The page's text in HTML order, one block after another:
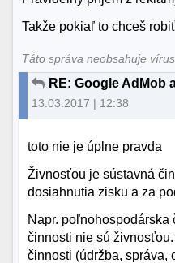
Takže pokiaľ to chceš
Táto správa neobsahuje
RE: Google AdMob
13.03.2017 | 12:38
toto nie je úplne pravda
Živnosťou je sústavná
dosiahnutia zisku a za
Napr.
činnosti nie sú
činnosti (údržba, správa,